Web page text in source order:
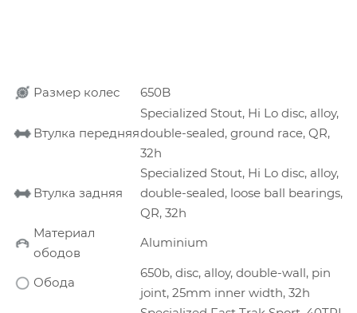
Размер колес 650B
Втулка передняя
Specialized Stout, Hi Lo disc, alloy,
double-sealed, ground race, QR,
32h
Втулка задняя
Specialized Stout, Hi Lo disc, alloy,
double-sealed, loose ball bearings,
QR, 32h
Материал
ободов
Aluminium
Обода
650b, disc, alloy, double-wall, pin
joint, 25mm inner width, 32h